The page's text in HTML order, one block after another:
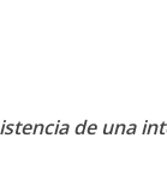
de una